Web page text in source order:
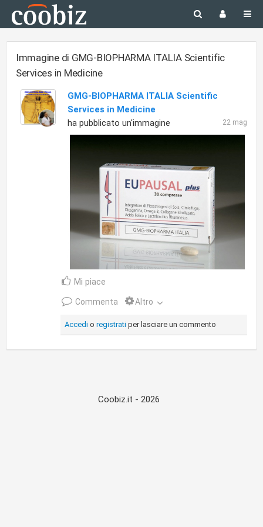
Immagine di GMG-BIOPHARMA ITALIA Scientific
Services in Medicine
GMG-BIOPHARMA ITALIA Scientific
Services in Medicine
ha pubblicato un'immagine
22 mag
Mi piace
Commenta Altro
Accedi o registrati per lasciare un commento
Coobiz.it - 2026